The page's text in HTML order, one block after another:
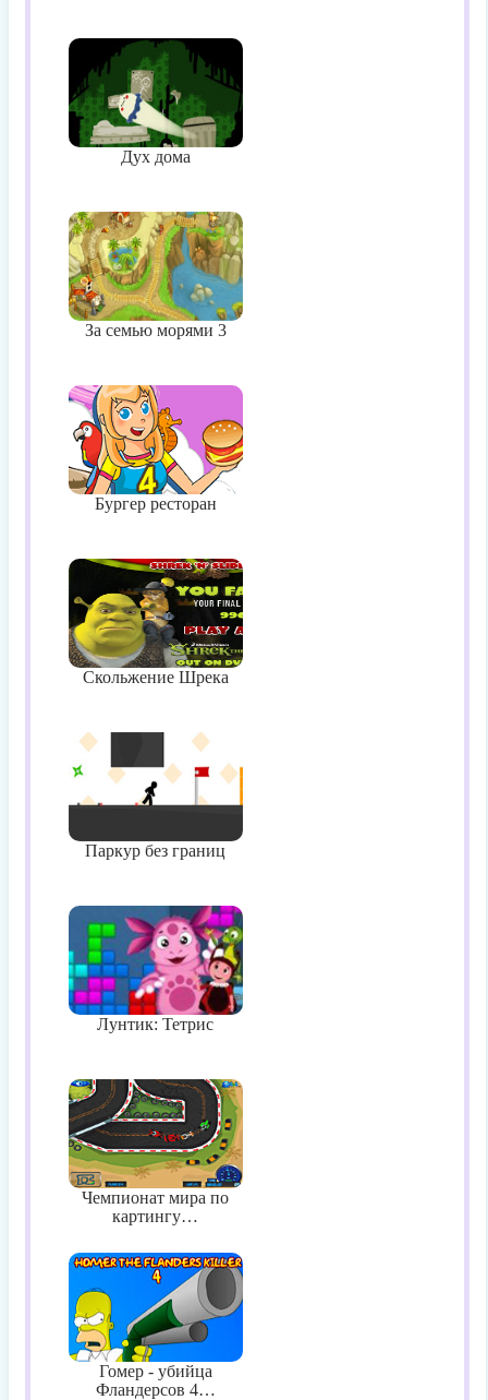
Дух дома
За семью морями 3
Бургер ресторан
Скольжение Шрека
Паркур без границ
Лунтик: Тетрис
Чемпионат мира по
картингу…
Гомер - убийца
Фландерсов 4…